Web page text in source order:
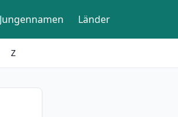
Jungennamen Länder
Z